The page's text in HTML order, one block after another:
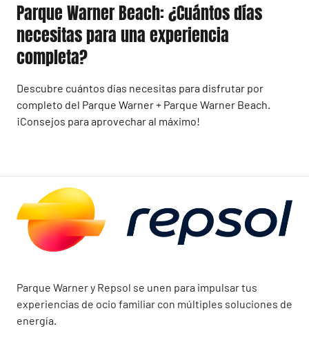
Parque Warner Beach: ¿Cuántos días
necesitas para una experiencia
completa?
Descubre cuántos días necesitas para disfrutar por
completo del Parque Warner + Parque Warner Beach.
¡Consejos para aprovechar al máximo!
Parque Warner y Repsol se unen para impulsar tus
experiencias de ocio familiar con múltiples soluciones de
energía.